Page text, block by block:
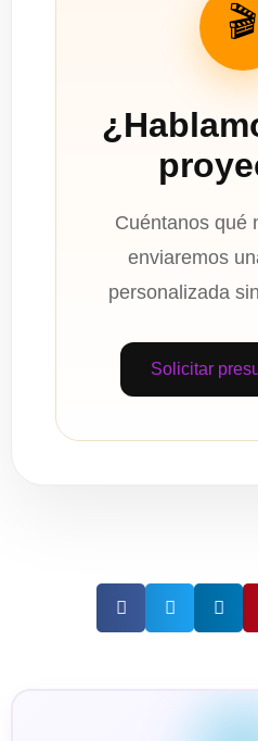
🎬
Cuéntanos qué
enviaremos
personalizada
Solicitar